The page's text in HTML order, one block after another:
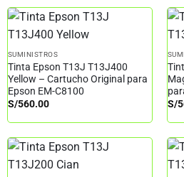
SUMINISTROS
Tinta Epson T13J T13J400
Yellow – Cartucho Original para
Epson EM-C8100
S/560.00
S/